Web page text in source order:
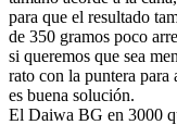
para que el resultado
de 350 gramos poco
si queremos que sea
rato con la puntera para
es buena solución.
El Daiwa BG en 3000